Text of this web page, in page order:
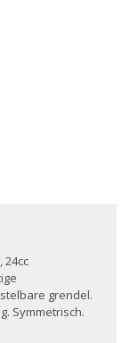
24cc
grendel.
Symmetrisch.